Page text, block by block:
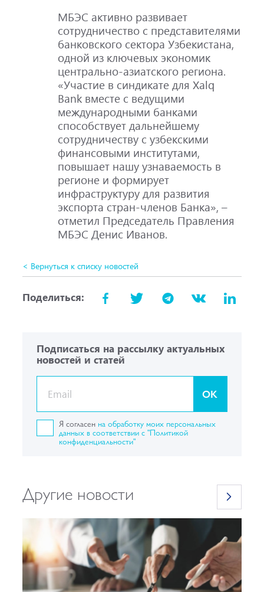
МБЭС активно развивает
сотрудничество с представителями
банковского сектора Узбекистана,
одной из ключевых экономик
центрально-азиатского региона.
«Участие в синдикате для Xalq
Bank вместе с ведущими
международными банками
способствует дальнейшему
сотрудничеству с узбекскими
финансовыми институтами,
повышает нашу узнаваемость в
регионе и формирует
инфраструктуру для развития
экспорта стран-членов Банка», –
отметил Председатель Правления
МБЭС Денис Иванов.
< Вернуться к списку новостей
Поделиться:
Подписаться на рассылку актуальных
новостей и статей
OK
Я согласен на обработку моих персональных
данных в соответствии с "Политикой
конфиденциальности"
Другие новости